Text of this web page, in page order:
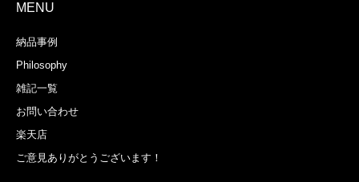
MENU
納品事例
Philosophy
雑記一覧
お問い合わせ
楽天店
ご意見ありがとうございます！